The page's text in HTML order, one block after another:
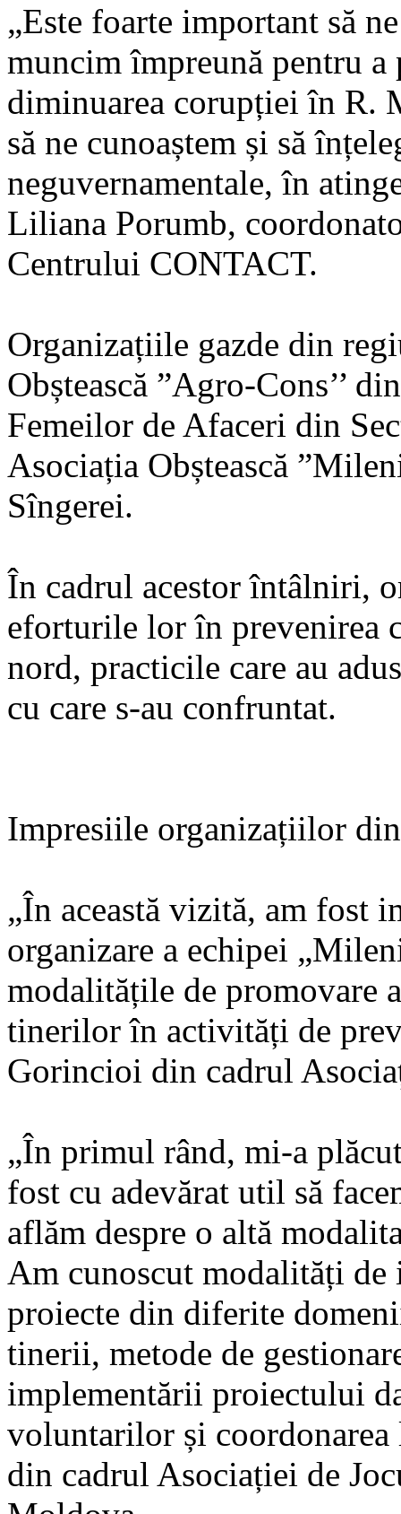
„Este foarte important să
muncim împreună pentru
diminuarea corupției în R.
să ne cunoaștem și să
neguvernamentale, în
Liliana Porumb,
Centrului CONTACT.
Organizațiile gazde din
Obștească ”Agro-Cons’’
Femeilor de Afaceri din
Asociația Obștească
Sîngerei.
În cadrul acestor întâlniri,
eforturile lor în prevenirea
nord, practicile care au
cu care s-au confruntat.
Impresiile organizațiilor
„În această vizită, am fost
organizare a echipei
modalitățile de promovare
tinerilor în activități de
Gorincioi din cadrul
„În primul rând, mi-a
fost cu adevărat util să
aflăm despre o altă
Am cunoscut modalități
proiecte din diferite
tinerii, metode de
implementării proiectului
voluntarilor și
din cadrul Asociației de